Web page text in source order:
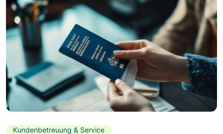
Kundenbetreuung & Service